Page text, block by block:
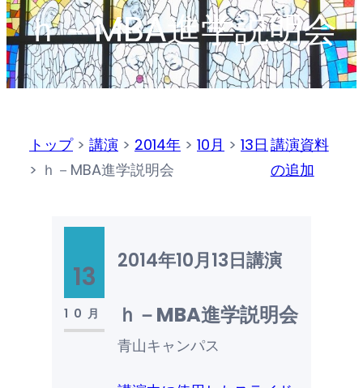
h
ｈ－MBA進学説明会
トップ> 講演 > 2014年 > 10月 > 13日
> ｈ－MBA進学説明会
講演資料
の追加
13
10月
2014年10月13日講演
ｈ－MBA進学説明会
青山キャンパス